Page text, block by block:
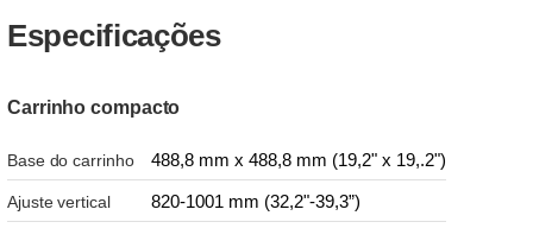
Especificações
Carrinho compacto
Base do carrinho 488,8 mm x 488,8 mm (19,2" x 19,.2")
Ajuste vertical 820-1001 mm (32,2"-39,3”)